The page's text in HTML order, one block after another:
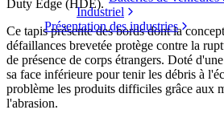
Industriel
Présentation des industries
Duty Edge (HDE).
Ce tapis présente des bords dont la
défaillances brevetée protège contre la
de présence de corps étrangers. Doté
sa face inférieure pour tenir les débris à
problème les produits difficiles grâce aux
l'abrasion.